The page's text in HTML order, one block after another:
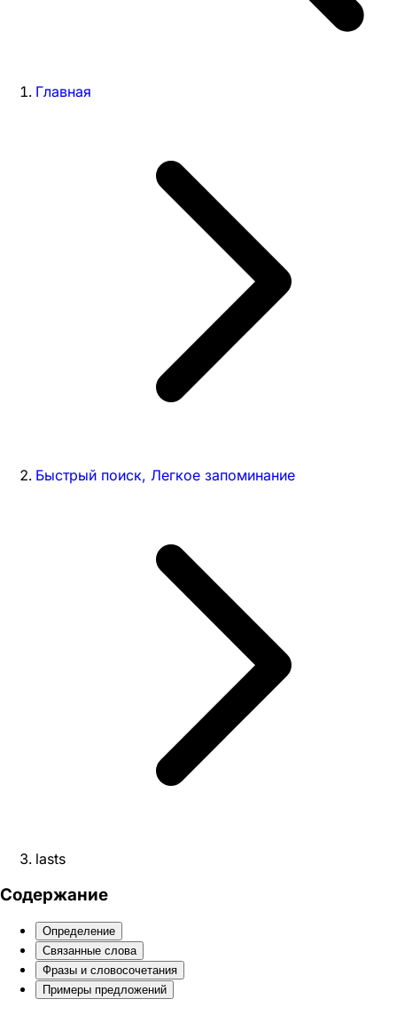
Главная
Быстрый поиск, Легкое запоминание
lasts
Содержание
Определение
Связанные слова
Фразы и словосочетания
Примеры предложений